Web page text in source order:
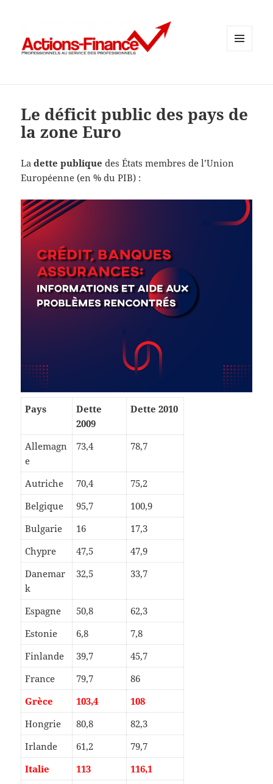
Le déficit public des pays de
la zone Euro
Ladette publique des États membres de l’Union
Européenne (en % du PIB) :
Pays
Dette
2009
Dette 2010
Allemagn
e
73,4 78,7
Autriche 70,4
75,2
Belgique
95,7
100,9
Bulgarie
16
17,3
Chypre
47,5
47,9
Danemar
k
32,5 33,7
Espagne 50,8
62,3
Estonie
6,8
7,8
Finlande
39,7
45,7
France
79,7
86
Grèce
103,4
108
Hongrie
80,8
82,3
Irlande
61,2
79,7
Italie
113
116,1